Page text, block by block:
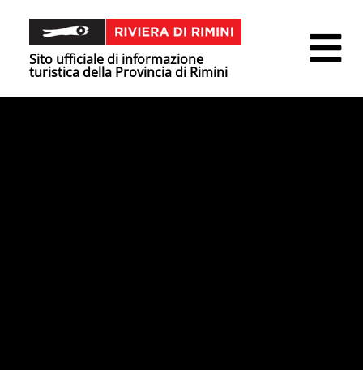
Sito ufficiale di informazione
turistica della Provincia di Rimini